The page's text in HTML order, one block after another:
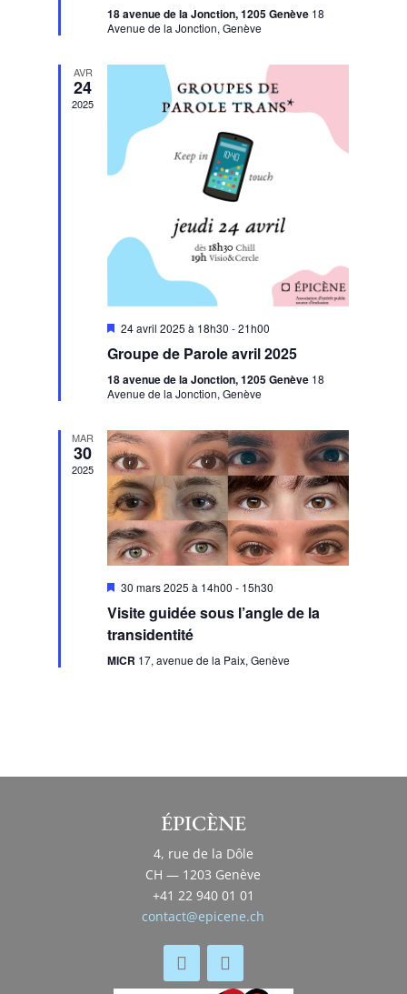
18 avenue de la Jonction, 1205 Genève 18
Avenue de la Jonction, Genève
AVR
24
2025
Mis
avant
24 avril 2025 à 18h30 -21h00
Groupe de Parole avril 2025
18 avenue de la Jonction, 1205 Genève 18
Avenue de la Jonction, Genève
MAR
30
2025
Mis
avant
30 mars 2025 à 14h00 - 15h30
Visite guidée sous l’angle de la
transidentité
MICR 17, avenue de la Paix, Genève
ÉPICÈNE
4, rue de la Dôle
CH — 1203 Genève
+41 22 940 01 01
contact@epicene.ch